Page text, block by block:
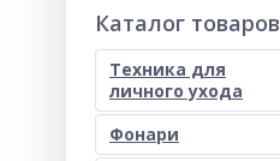
Каталог товаров
Техника для
личного ухода
Фонари